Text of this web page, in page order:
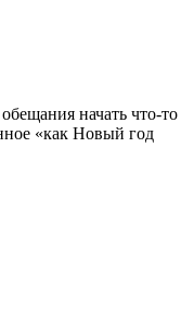
начать что-то
«как Новый год